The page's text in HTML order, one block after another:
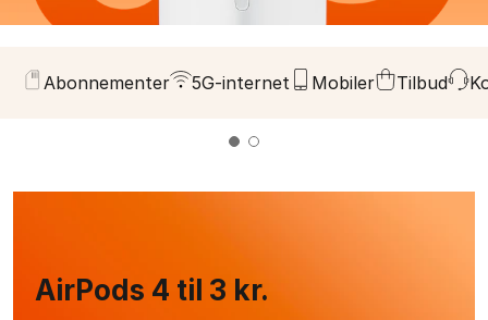
Abonnementer 5G-internet Mobiler Tilbud
AirPods 4 til 3 kr.